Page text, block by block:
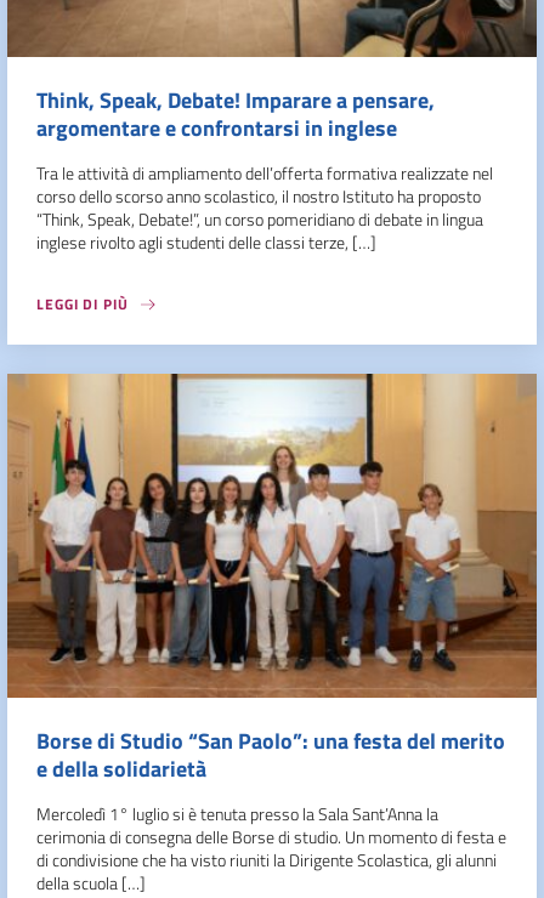
Think, Speak, Debate! Imparare a pensare,
argomentare e confrontarsi in inglese
Tra le attività di ampliamento dell’offerta formativa realizzate nel
corso dello scorso anno scolastico, il nostro Istituto ha proposto
“Think, Speak, Debate!”, un corso pomeridiano di debate in lingua
inglese rivolto agli studenti delle classi terze, […]
LEGGI DI PIÙ
Borse di Studio “San Paolo”: una festa del merito
e della solidarietà
Mercoledì 1° luglio si è tenuta presso la Sala Sant’Anna la
cerimonia di consegna delle Borse di studio. Un momento di festa e
di condivisione che ha visto riuniti la Dirigente Scolastica, gli alunni
della scuola […]